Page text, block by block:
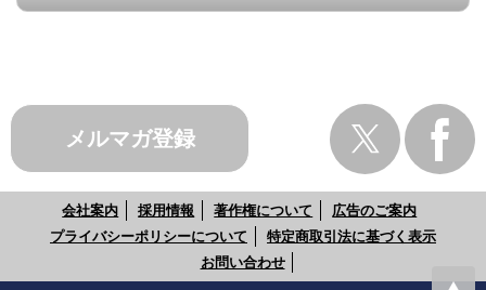
メルマガ登録
会社案内 採用情報 著作権について
広告のご案内
プライバシーポリシーについて
特定商取引法に基づく表示
お問い合わせ